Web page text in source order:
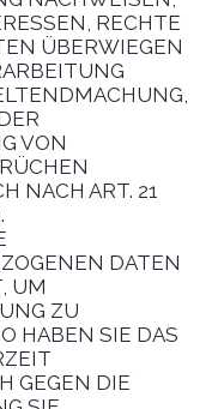
RECHTE
ÜBERWIEGEN
VON
NACH ART. 21
DATEN
UM
ZU
HABEN SIE DAS
GEGEN DIE